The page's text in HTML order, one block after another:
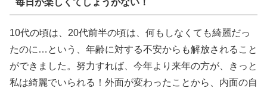
毎日が楽しくてしょうがない！
10代の頃は、20代前半の頃は、何もしなくても綺麗だっ
たのに…という、年齢に対する不安からも解放されること
ができました。努力すれば、今年より来年の方が、きっと
私は綺麗でいられる！外面が変わったことから、内面の自